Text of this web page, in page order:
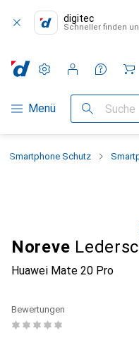
digitec
Schneller finden
Navigation nach Kategorien
Menü Suche
Einstellungen
Kundenkonto
Vergleichslisten
Merklisten
Warenkorb
Smartphone Schutz
Noreve
Huawei Mate 20 Pro
Bewertungen